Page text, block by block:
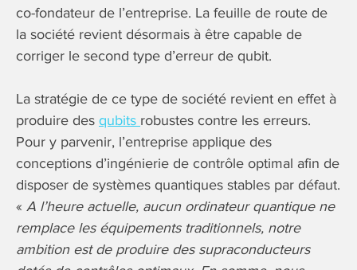
co-fondateur de l’entreprise. La feuille de route de
la société revient désormais à être capable de
corriger le second type d’erreur de qubit.
La stratégie de ce type de société revient en effet à
produire des qubits robustes contre les erreurs.
Pour y parvenir, l’entreprise applique des
conceptions d’ingénierie de contrôle optimal afin de
disposer de systèmes quantiques stables par défaut.
« A l’heure actuelle, aucun ordinateur quantique ne
remplace les équipements traditionnels, notre
ambition est de produire des supraconducteurs